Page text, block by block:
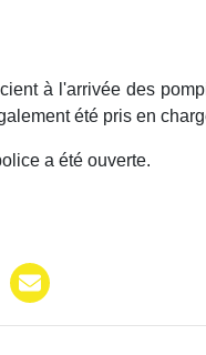
à l'arrivée des
été pris en
a été ouverte.